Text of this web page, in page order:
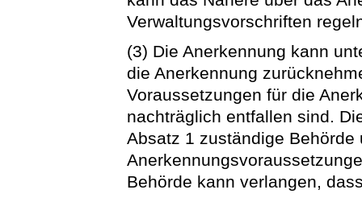
Verwaltungsvorschriften
(3) Die Anerkennung kann
die Anerkennung
Voraussetzungen für die
nachträglich entfallen sind.
Absatz 1 zuständige
Behörde kann verlangen,